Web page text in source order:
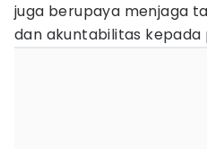
juga berupaya menjaga
dan akuntabilitas kepada